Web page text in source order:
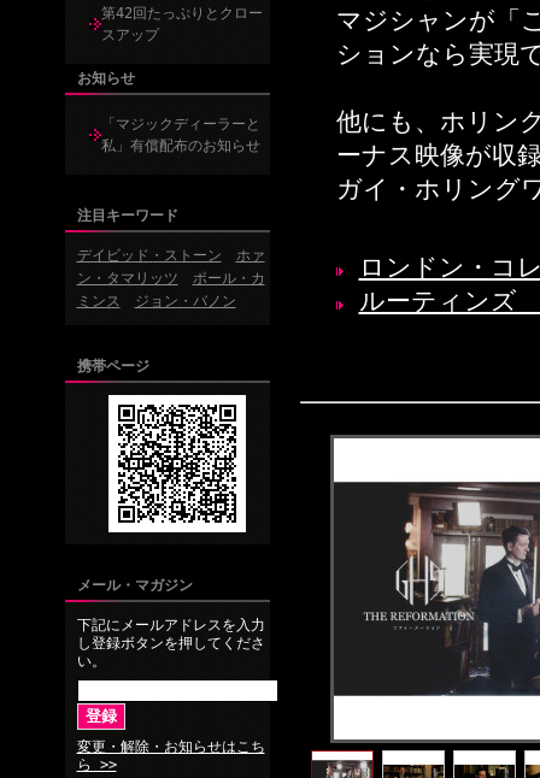
第42回たっぷりとクロー
スアップ
お知らせ
「マジックディーラーと
私」有償配布のお知らせ
注目キーワード
デイビッド・ストーン
ホァ
ン・タマリッツ
ポール・カ
ミンス
ジョン・バノン
携帯ページ
メール・マガジン
下記にメールアドレスを入力
し登録ボタンを押してくださ
い。
変更・解除・お知らせはこち
ら >>
マジシャンが「
ションなら実現
他にも、ホリン
ーナス映像が収
ガイ・ホリング
ロンドン・
ルーティンズ